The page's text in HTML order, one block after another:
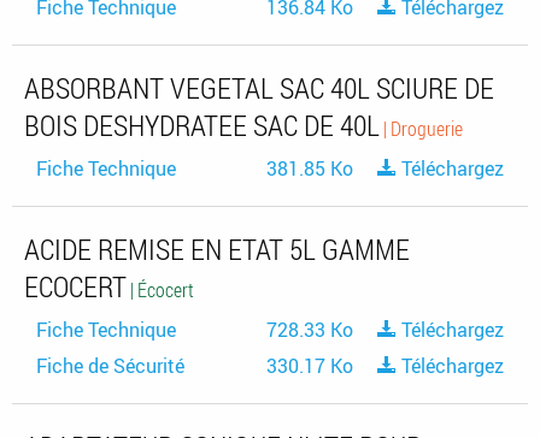
Fiche Technique
136.84 Ko Téléchargez
ABSORBANT VEGETAL SAC 40L SCIURE DE
BOIS DESHYDRATEE SAC DE 40L| Droguerie
Fiche Technique
381.85 Ko Téléchargez
ACIDE REMISE EN ETAT 5L GAMME
ECOCERT| Écocert
Fiche Technique
728.33 Ko
Téléchargez
Fiche de Sécurité
330.17 Ko Téléchargez